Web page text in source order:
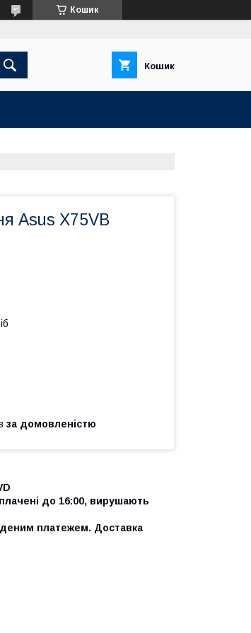
Кошик
Кошик
Asus X75VB
за домовленістю
до 16:00, вирушають
платежем. Доставка